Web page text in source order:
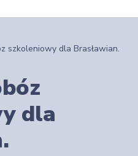
szkoleniowy dla Brasławian.
dla